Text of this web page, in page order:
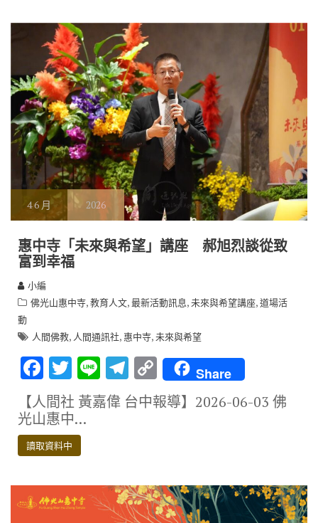
o
k
m n
46 月 2026
惠中寺「未來與希望」講座 郝旭烈談從致
富到幸福
小編
佛光山惠中寺,教育人文,最新活動訊息,未來與希望講座,道場活
動
人間佛教, 人間通訊社, 惠中寺,未來與希望
F
ac
e
b
o
o
k
T
w
it
te
r
Li
n
e
T
el
e
m
C
o
p
n
k
Share
【人間社 黃嘉偉 台中報導】2026-06-03 佛
光山惠中…
讀取資料中